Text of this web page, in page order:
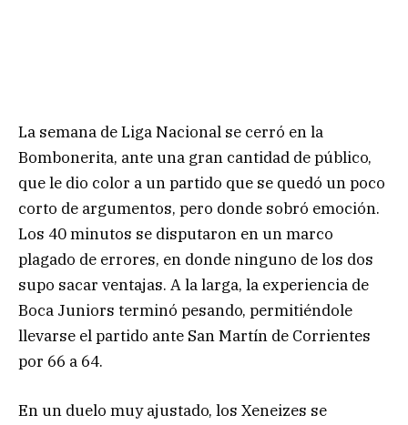
La semana de Liga Nacional se cerró en la
Bombonerita, ante una gran cantidad de público,
que le dio color a un partido que se quedó un poco
corto de argumentos, pero donde sobró emoción.
Los 40 minutos se disputaron en un marco
plagado de errores, en donde ninguno de los dos
supo sacar ventajas. A la larga, la experiencia de
Boca Juniors terminó pesando, permitiéndole
llevarse el partido ante San Martín de Corrientes
por 66 a 64.
En un duelo muy ajustado, los Xeneizes se